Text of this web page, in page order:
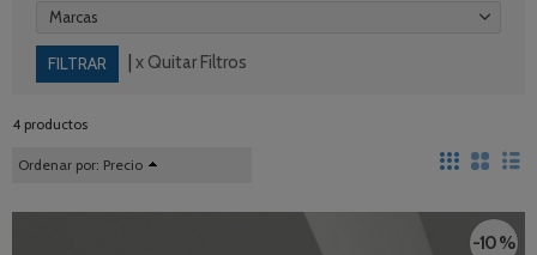
Marcas
x Quitar Filtros
4 productos
Ordenar por: Precio
-10 %